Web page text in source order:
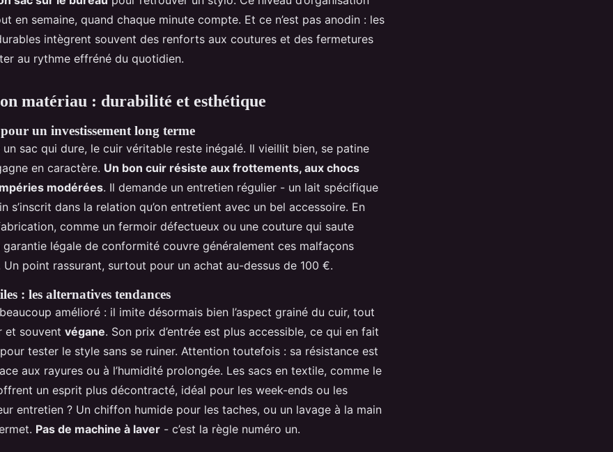
en semaine, quand chaque minute compte. Et ce n’est pas anodin : les
intègrent souvent des renforts aux coutures et des fermetures
au rythme effréné du quotidien.
matériau : durabilité et esthétique
un investissement long terme
un sac qui dure, le cuir véritable reste inégalé. Il vieillit bien, se patine
en caractère. Un bon cuir résiste aux frottements, aux chocs
modérées. Il demande un entretien régulier - un lait spécifique
s’inscrit dans la relation qu’on entretient avec un bel accessoire. En
comme un fermoir défectueux ou une couture qui saute
garantie légale de conformité couvre généralement ces malfaçons
Un point rassurant, surtout pour un achat au-dessus de 100 €.
: les alternatives tendances
amélioré : il imite désormais bien l’aspect grainé du cuir, tout
et souvent végane. Son prix d’entrée est plus accessible, ce qui en fait
tester le style sans se ruiner. Attention toutefois : sa résistance est
aux rayures ou à l’humidité prolongée. Les sacs en textile, comme le
un esprit plus décontracté, idéal pour les week-ends ou les
entretien ? Un chiffon humide pour les taches, ou un lavage à la main
Pas de machine à laver - c’est la règle numéro un.